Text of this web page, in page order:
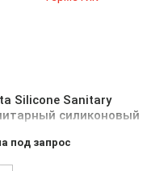
Silicone Sanitary
силиконовый
под запрос